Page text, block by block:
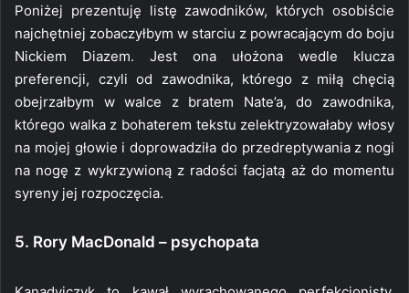
Poniżej prezentuję listę zawodników, których osobiście
najchętniej zobaczyłbym w starciu z powracającym do boju
Nickiem Diazem. Jest ona ułożona wedle klucza
preferencji, czyli od zawodnika, którego z miłą chęcią
obejrzałbym w walce z bratem Nate’a, do zawodnika,
którego walka z bohaterem tekstu zelektryzowałaby włosy
na mojej głowie i doprowadziła do przedreptywania z nogi
na nogę z wykrzywioną z radości facjatą aż do momentu
syreny jej rozpoczęcia.
5. Rory MacDonald – psychopata